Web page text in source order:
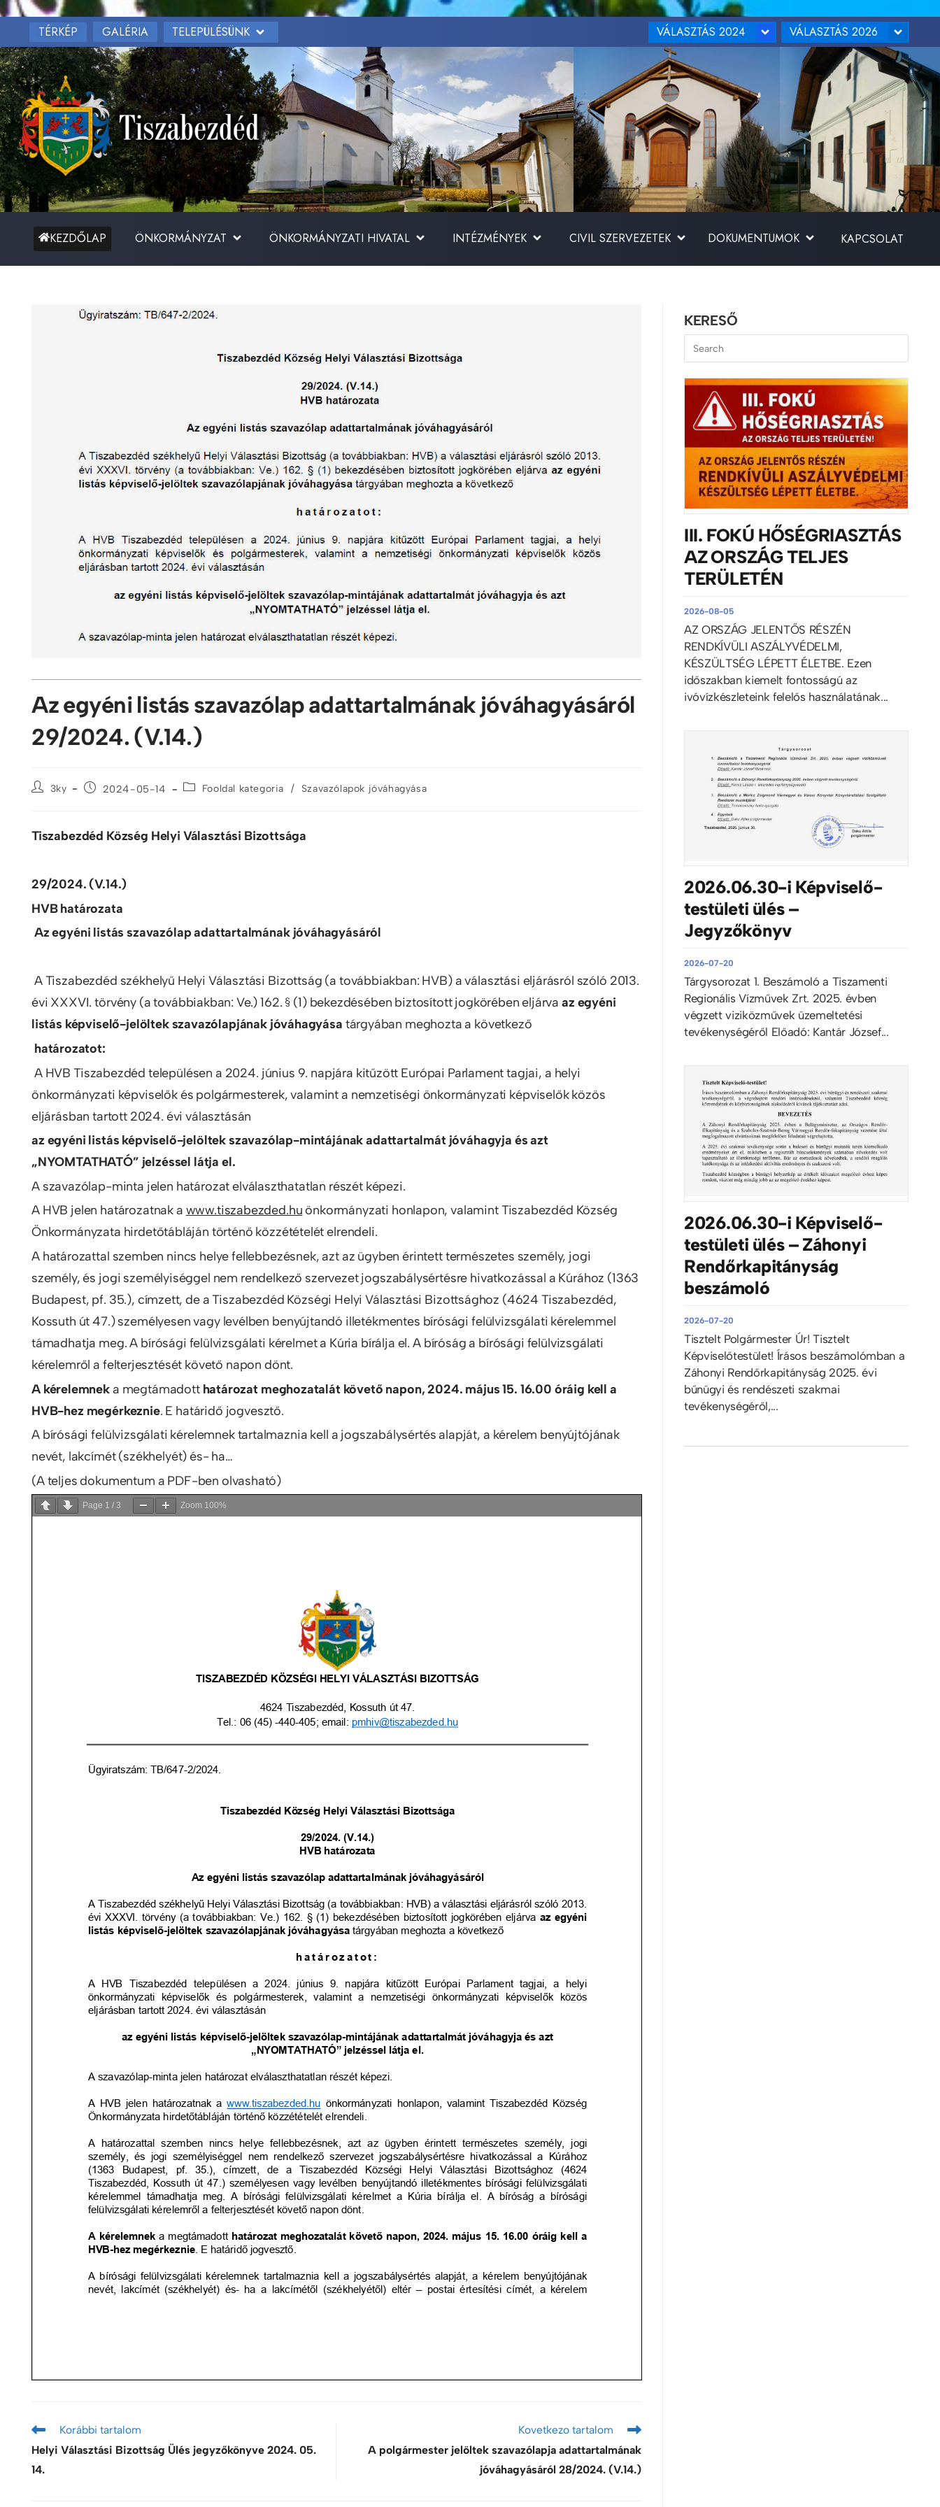
TÉRKÉP GALÉRIA TELEPÜLÉSÜNK VÁLASZTÁS 2024 VÁLASZTÁS 2026
KEZDŐLAP ÖNKORMÁNYZAT ÖNKORMÁNYZATI HIVATAL INTÉZMÉNYEK CIVIL SZERVEZETEK DOKUMENTUMOK KAPCSOLAT
Az egyéni listás szavazólap adattartalmának jóváhagyásáról
29/2024. (V.14.)
3ky 2024-05-14 Fooldal kategoria / Szavazólapok jóváhagyása
Tiszabezdéd Község Helyi Választási Bizottsága
29/2024. (V.14.)
HVB határozata
Az egyéni listás szavazólap adattartalmának jóváhagyásáról
A Tiszabezdéd székhelyű Helyi Választási Bizottság (a továbbiakban: HVB) a választási eljárásról szóló 2013.
évi XXXVI. törvény (a továbbiakban: Ve.) 162. § (1) bekezdésében biztosított jogkörében eljárvaaz egyéni
listás képviselő-jelöltek szavazólapjának jóváhagyása tárgyában meghozta a következő
határozatot:
A HVB Tiszabezdéd településen a 2024. június 9. napjára kitűzött Európai Parlament tagjai, a helyi
önkormányzati képviselők és polgármesterek, valamint a nemzetiségi önkormányzati képviselők közös
eljárásban tartott 2024. évi választásán
az egyéni listás képviselő-jelöltek szavazólap-mintájának adattartalmát jóváhagyja és azt
„NYOMTATHATÓ” jelzéssel látja el.
A szavazólap-minta jelen határozat elválaszthatatlan részét képezi.
A HVB jelen határozatnak a www.tiszabezded.huönkormányzati honlapon, valamint Tiszabezdéd Község
Önkormányzata hirdetőtábláján történő közzétételét elrendeli.
A határozattal szemben nincs helye fellebbezésnek, azt az ügyben érintett természetes személy, jogi
személy, és jogi személyiséggel nem rendelkező szervezet jogszabálysértésre hivatkozással a Kúrához (1363
Budapest, pf. 35.), címzett, de a Tiszabezdéd Községi Helyi Választási Bizottsághoz (4624 Tiszabezdéd,
Kossuth út 47.) személyesen vagy levélben benyújtandó illetékmentes bírósági felülvizsgálati kérelemmel
támadhatja meg. A bírósági felülvizsgálati kérelmet a Kúria bírálja el. A bíróság a bírósági felülvizsgálati
kérelemről a felterjesztését követő napon dönt.
A kérelemneka megtámadott határozat meghozatalát követő napon, 2024. május 15. 16.00 óráig kell a
HVB-hez megérkeznie. E határidő jogvesztő.
A bírósági felülvizsgálati kérelemnek tartalmaznia kell a jogszabálysértés alapját, a kérelem benyújtójának
nevét, lakcímét (székhelyét) és- ha…
(A teljes dokumentum a PDF-ben olvasható)
Page 1 / 3 Zoom 100%
Korábbi tartalom
Helyi Választási Bizottság Ülés jegyzőkönyve 2024. 05.
14.
Kovetkezo tartalom
A polgármester jelöltek szavazólapja adattartalmának
jóváhagyásáról 28/2024. (V.14.)
KERESŐ
III. FOKÚ HŐSÉGRIASZTÁS
AZ ORSZÁG TELJES
TERÜLETÉN
2026-08-05
AZ ORSZÁG JELENTŐS RÉSZÉN
RENDKÍVÜLI ASZÁLYVÉDELMI,
KÉSZÜLTSÉG LÉPETT ÉLETBE. Ezen
időszakban kiemelt fontosságú az
ivóvízkészleteink felelős használatának...
2026.06.30-i Képviselő-
testületi ülés –
Jegyzőkönyv
2026-07-20
Tárgysorozat 1. Beszámoló a Tiszamenti
Regionális Vízművek Zrt. 2025. évben
végzett viziközművek üzemeltetési
tevékenységéről Előadó: Kantár József...
2026.06.30-i Képviselő-
testületi ülés – Záhonyi
Rendőrkapitányság
beszámoló
2026-07-20
Tisztelt Polgármester Úr! Tisztelt
Képviselőtestület! Írásos beszámolómban a
Záhonyi Rendőrkapitányság 2025. évi
bűnügyi és rendészeti szakmai
tevékenységéről,...